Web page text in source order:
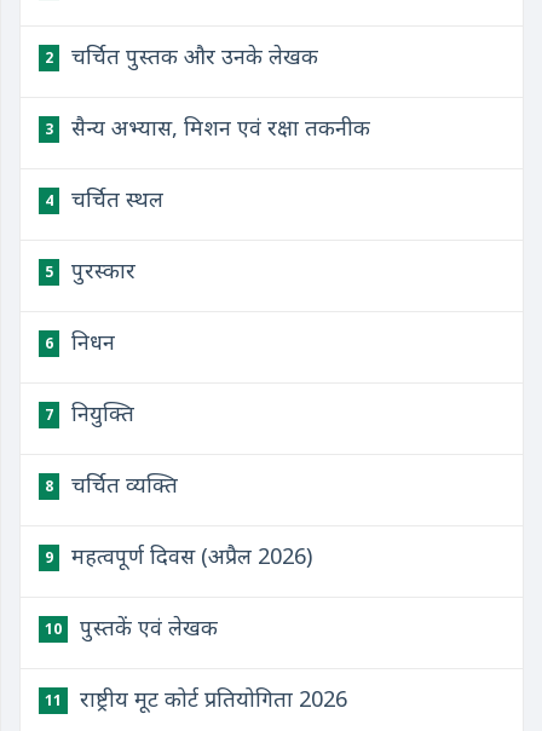
2 चर्चित पुस्तक और उनके लेखक
3 सैन्य अभ्यास, मिशन एवं रक्षा तकनीक
4 चर्चित स्थल
5 पुरस्कार
6 निधन
7 नियुक्ति
8 चर्चित व्यक्ति
9 महत्वपूर्ण दिवस (अप्रैल 2026)
10 पुस्तकें एवं लेखक
11 राष्ट्रीय मूट कोर्ट प्रतियोगिता 2026